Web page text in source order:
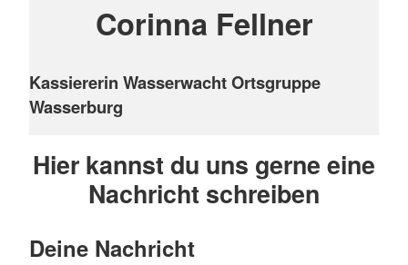
Corinna Fellner
Kassiererin Wasserwacht Ortsgruppe
Wasserburg
Hier kannst du uns gerne eine
Nachricht schreiben
Deine Nachricht